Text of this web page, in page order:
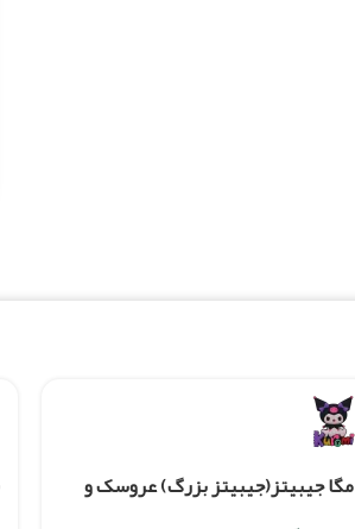
مگا جیبیتز(جیبیتز بزرگ) عروسک و